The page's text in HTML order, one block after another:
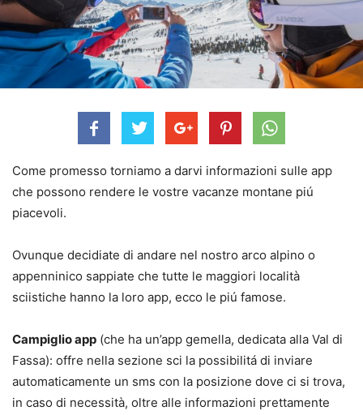
Come promesso torniamo a darvi informazioni sulle app
che possono rendere le vostre vacanze montane piú
piacevoli.
Ovunque decidiate di andare nel nostro arco alpino o
appenninico sappiate che tutte le maggiori località
sciistiche hanno la loro app, ecco le piú famose.
Campiglio app (che ha un’app gemella, dedicata alla Val di
Fassa): offre nella sezione sci la possibilitá di inviare
automaticamente un sms con la posizione dove ci si trova,
in caso di necessità, oltre alle informazioni prettamente